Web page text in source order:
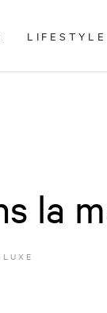
LIFESTYLE
la